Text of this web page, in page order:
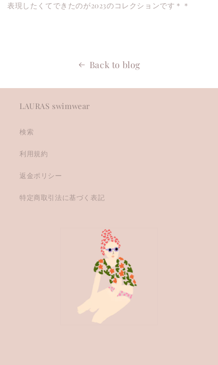
表現したくてできたのが2023のコレクションです＊＊
Back to blog
LAURAS swimwear
検索
利用規約
返金ポリシー
特定商取引法に基づく表記